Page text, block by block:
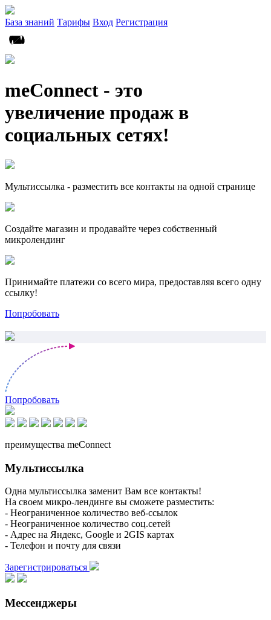
База знаний Тарифы Вход Регистрация
meConnect - это
увеличение продаж в
социальных сетях!
Мультиссылка - разместить все контакты на одной странице
Создайте магазин и продавайте через собственный
микролендинг
Принимайте платежи со всего мира, предоставляя всего одну
ссылку!
Попробовать
Попробовать
преимущества meConnect
Мультиссылка
Одна мультиссылка заменит Вам все контакты!
На своем микро-лендинге вы сможете разместить:
- Неограниченное количество веб-ссылок
- Неограниченное количество соц.сетей
- Адрес на Яндекс, Google и 2GIS картах
- Телефон и почту для связи
Зарегистрироваться
Мессенджеры